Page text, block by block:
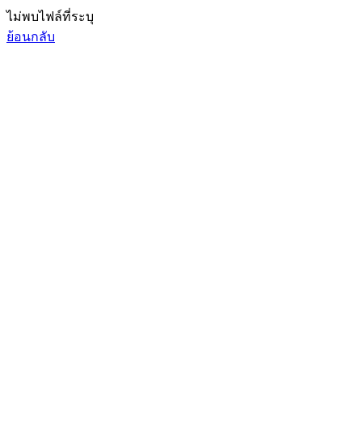
ไม่พบไฟล์ที่ระบุ
ย้อนกลับ